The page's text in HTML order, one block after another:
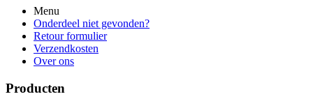
Menu
Onderdeel niet gevonden?
Retour formulier
Verzendkosten
Over ons
Producten